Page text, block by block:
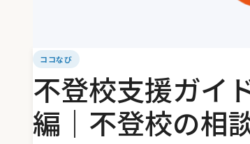
ココなび
不登校支援ガイ
編｜不登校の相